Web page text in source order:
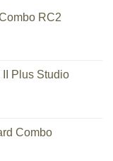
RC2
Plus Studio
Combo